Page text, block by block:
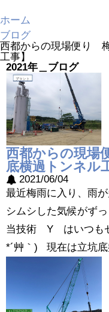
ホーム
ブログ
西都からの現場便り
工事】
2021年＿ブログ
西都からの現
底横過トンネル
2021/06/04
最近梅雨に入り、雨
シムシした気候がず
当技術 Y はいつも
*´艸｀) 現在は立坑底